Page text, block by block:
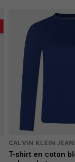
CALVIN KLEIN
T-shirt en coton